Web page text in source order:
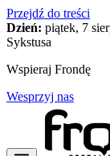
Przejdź do treści
Dzień: piątek, 7
Sykstusa
Wspieraj Frondę
Wesprzyj nas